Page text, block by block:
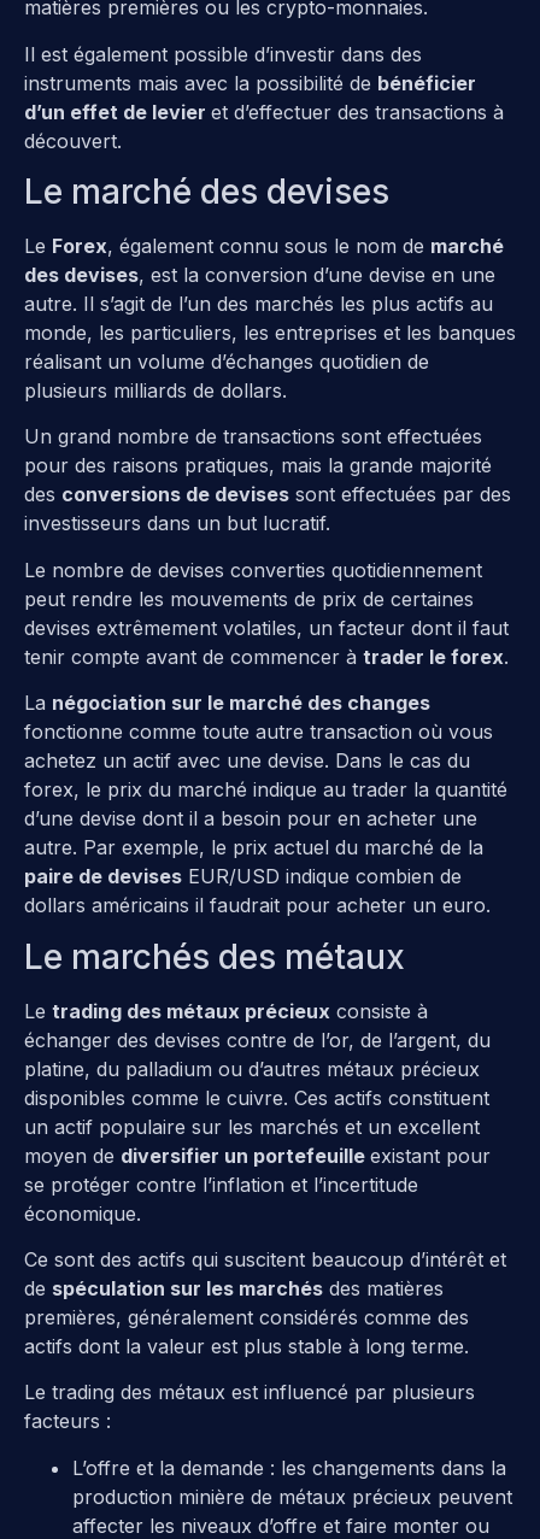
matières premières ou les crypto-monnaies.
Il est également possible d’investir dans des
instruments mais avec la possibilité de bénéficier
d’un effet de levier et d’effectuer des transactions à
découvert.
Le marché des devises
Le Forex, également connu sous le nom de marché
des devises, est la conversion d’une devise en une
autre. Il s’agit de l’un des marchés les plus actifs au
monde, les particuliers, les entreprises et les banques
réalisant un volume d’échanges quotidien de
plusieurs milliards de dollars.
Un grand nombre de transactions sont effectuées
pour des raisons pratiques, mais la grande majorité
des conversions de devises sont effectuées par des
investisseurs dans un but lucratif.
Le nombre de devises converties quotidiennement
peut rendre les mouvements de prix de certaines
devises extrêmement volatiles, un facteur dont il faut
tenir compte avant de commencer à trader le forex.
La négociation sur le marché des changes
fonctionne comme toute autre transaction où vous
achetez un actif avec une devise. Dans le cas du
forex, le prix du marché indique au trader la quantité
d’une devise dont il a besoin pour en acheter une
autre. Par exemple, le prix actuel du marché de la
paire de devises EUR/USD indique combien de
dollars américains il faudrait pour acheter un euro.
Le marchés des métaux
Le trading des métaux précieux consiste à
échanger des devises contre de l’or, de l’argent, du
platine, du palladium ou d’autres métaux précieux
disponibles comme le cuivre. Ces actifs constituent
un actif populaire sur les marchés et un excellent
moyen de diversifier un portefeuille existant pour
se protéger contre l’inflation et l’incertitude
économique.
Ce sont des actifs qui suscitent beaucoup d’intérêt et
de spéculation sur les marchés des matières
premières, généralement considérés comme des
actifs dont la valeur est plus stable à long terme.
Le trading des métaux est influencé par plusieurs
facteurs :
L’offre et la demande : les changements dans la
production minière de métaux précieux peuvent
affecter les niveaux d’offre et faire monter ou